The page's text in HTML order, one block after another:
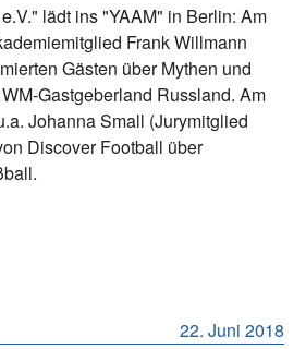
lädt ins "YAAM" in Berlin: Am
Frank Willmann
Gästen über Mythen und
Gastgeberland Russland. Am
Johanna Small (Jurymitglied
Discover Football über
22. Juni 2018